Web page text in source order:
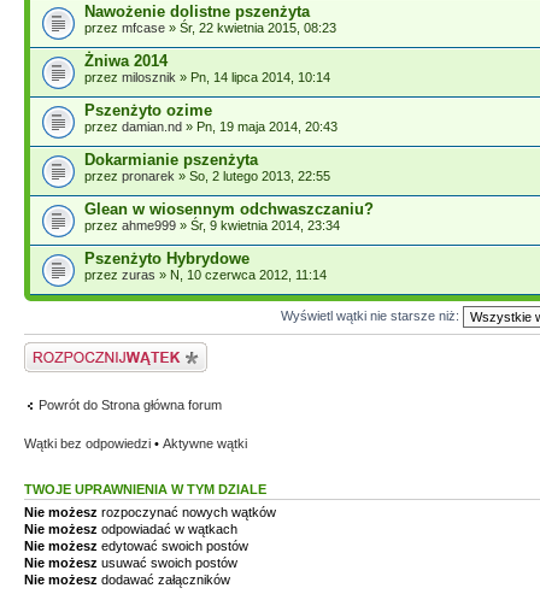
Nawożenie dolistne pszenżyta
przez mfcase » Śr, 22 kwietnia 2015, 08:23
Żniwa 2014
przez milosznik » Pn, 14 lipca 2014, 10:14
Pszenżyto ozime
przez damian.nd » Pn, 19 maja 2014, 20:43
Dokarmianie pszenżyta
przez pronarek » So, 2 lutego 2013, 22:55
Glean w wiosennym odchwaszczaniu?
przez ahme999 » Śr, 9 kwietnia 2014, 23:34
Pszenżyto Hybrydowe
przez zuras » N, 10 czerwca 2012, 11:14
Wyświetl wątki nie starsze niż:
Napisz wątek
Powrót do Strona główna forum
Wątki bez odpowiedzi • Aktywne wątki
TWOJE UPRAWNIENIA W TYM DZIALE
Nie możesz rozpoczynać nowych wątków
Nie możesz odpowiadać w wątkach
Nie możesz edytować swoich postów
Nie możesz usuwać swoich postów
Nie możesz dodawać załączników